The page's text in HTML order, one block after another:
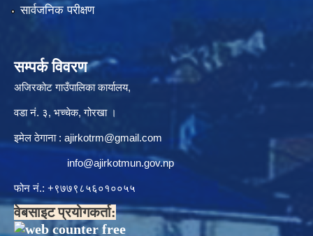
सार्वजनिक परीक्षण
सम्पर्क विवरण
अजिरकोट गाउँपालिका कार्यालय,
वडा नं. ३, भच्चेक, गोरखा ।
इमेल ठेगाना : ajirkotrm@gmail.com
info@ajirkotmun.gov.np
फोन नं.: ‍‌+९७७९८५६०१००५५
वेबसाइट प्रयोगकर्ता: